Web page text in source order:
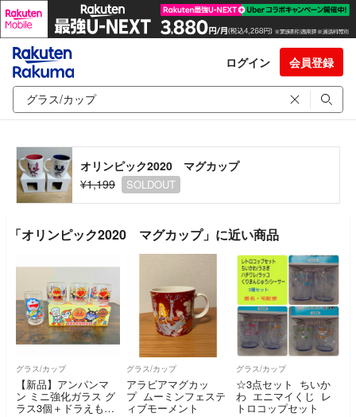
ログイン 会員登録
オリンピック2020 マグカップ
¥1,199
SOLDOUT
「オリンピック2020 マグカップ」に近い商品
グラス/カップ
【新品】アンパンマ
ン ミニ強化ガラス グ
ラス3個＋ドラえも
グラス/カップ
アラビアマグカッ
プ ムーミンフェステ
ィブモーメント
グラス/カップ
☆3点セット ちいか
わ エニマイくじ レ
トロコップセット